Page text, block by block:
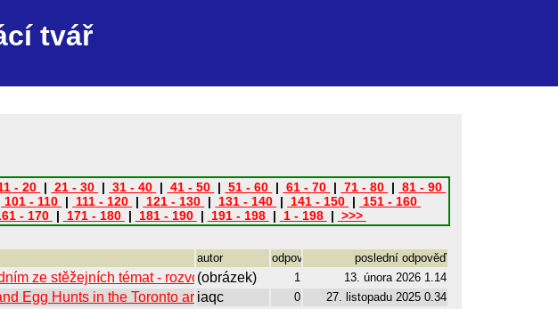
tvář
- 20 | 21 - 30 | 31 - 40 | 41 - 50 | 51 - 60 | 61 - 70 | 71 - 80 | 81 - 90
101 - 110 | 111 - 120 | 121 - 130 | 131 - 140 | 141 - 150 | 151 - 160
- 170 | 171 - 180 | 181 - 190 | 191 - 198 | 1 - 198 | >>>
autor odpovědí poslední odpověď
ze stěžejních témat - rozvoj letiště Ruzyně,
(obrázek) 1 13. února 2026 1.14
Egg Hunts in the Toronto area 2024
iaqc 0 27. listopadu 2025 0.34